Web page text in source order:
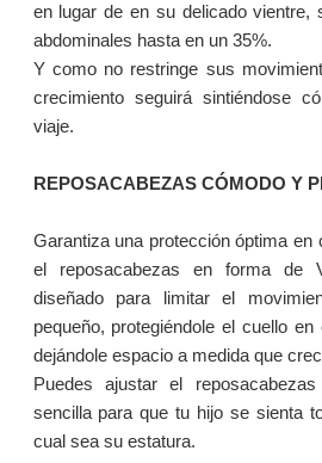
en lugar de en su delicado vientre,
abdominales hasta en un 35%.
Y como no restringe sus
crecimiento seguirá sintiéndose
viaje.
REPOSACABEZAS CÓMODO Y
Garantiza una protección óptima en
el reposacabezas en forma de
diseñado para limitar el
pequeño, protegiéndole el cuello
dejándole espacio a medida que
Puedes ajustar el
sencilla para que tu hijo se sienta
cual sea su estatura.